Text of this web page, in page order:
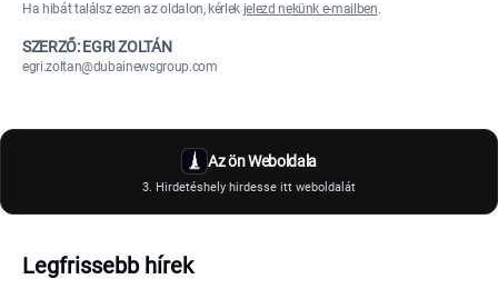
Ha hibát találsz ezen az oldalon, kérlek jelezd nekünk e-mailben.
SZERZŐ: EGRI ZOLTÁN
egri.zoltan@dubainewsgroup.com
Az ön Weboldala
3. Hirdetéshely hirdesse itt weboldalát
Legfrissebb hírek